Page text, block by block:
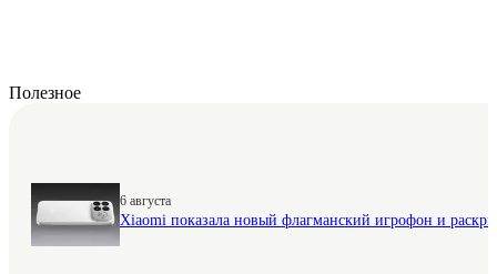
Полезное
6 августа
Xiaomi показала новый флагманский игрофон и